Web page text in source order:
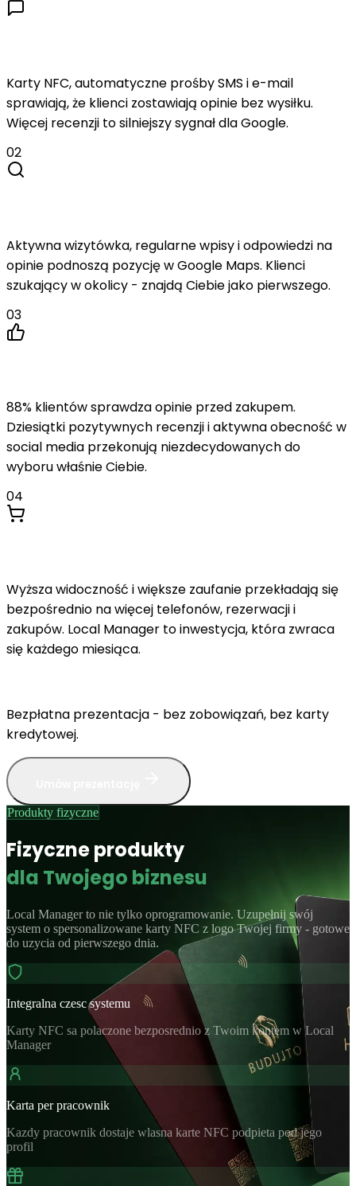
Karty NFC, automatyczne prośby SMS i e-mail
sprawiają, że klienci zostawiają opinie bez wysiłku.
Więcej recenzji to silniejszy sygnał dla Google.
02
Aktywna wizytówka, regularne wpisy i odpowiedzi na
opinie podnoszą pozycję w Google Maps. Klienci
szukający w okolicy - znajdą Ciebie jako pierwszego.
03
88% klientów sprawdza opinie przed zakupem.
Dziesiątki pozytywnych recenzji i aktywna obecność w
social media przekonują niezdecydowanych do
wyboru właśnie Ciebie.
04
Wyższa widoczność i większe zaufanie przekładają się
bezpośrednio na więcej telefonów, rezerwacji i
zakupów. Local Manager to inwestycja, która zwraca
się każdego miesiąca.
Bezpłatna prezentacja - bez zobowiązań, bez karty
kredytowej.
Produkty fizyczne
Fizyczne produkty
dla Twojego biznesu
Local Manager to nie tylko oprogramowanie. Uzupełnij swój
system o spersonalizowane karty NFC z logo Twojej firmy - gotowe
do uzycia od pierwszego dnia.
Integralna czesc systemu
Karty NFC sa polaczone bezposrednio z Twoim kontem w Local
Manager
Karta per pracownik
Kazdy pracownik dostaje wlasna karte NFC podpieta pod jego
profil